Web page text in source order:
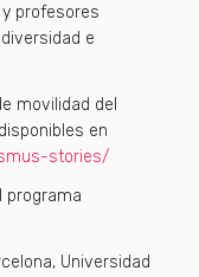
profesores
e
movilidad del
en
stories/
programa
Universidad